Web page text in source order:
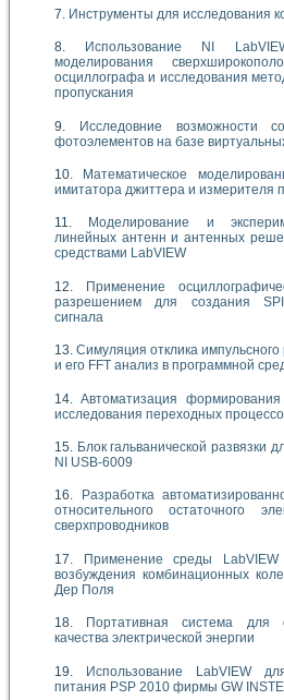
Инструменты для исследования
Использование NI
моделирования
осциллографа и исследования
пропускания
Исследовние возможности
фотоэлементов на базе
Математическое
имитатора джиттера и измерителя
Моделирование и
линейных антенн и антенных
средствами LabVIEW
Применение
разрешением для создания
сигнала
Симуляция отклика
и его FFT анализ в программной
Автоматизация
исследования переходных
Блок гальванической развязки
NI USB-6009
Разработка
относительного остаточного
сверхпроводников
Применение среды
возбуждения комбинационных
Дер Поля
Портативная система для
качества электрической энергии
Использование LabVIEW
питания PSP 2010 фирмы GW